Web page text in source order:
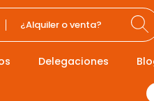
¿Alquiler o venta?
Delegaciones